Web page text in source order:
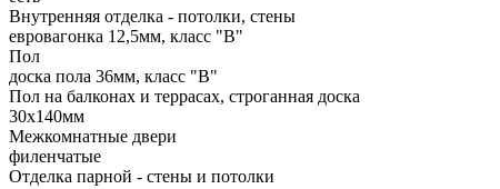
Внутренняя отделка - потолки, стены
евровагонка 12,5мм, класс "В"
Пол
доска пола 36мм, класс "B"
Пол на балконах и террасах, строганная доска
30х140мм
Межкомнатные двери
филенчатые
Отделка парной - стены и потолки